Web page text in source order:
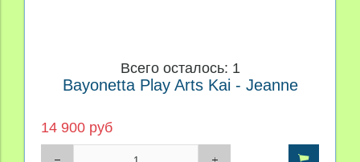
Всего осталось: 1
Bayonetta Play Arts Kai - Jeanne
14 900 руб